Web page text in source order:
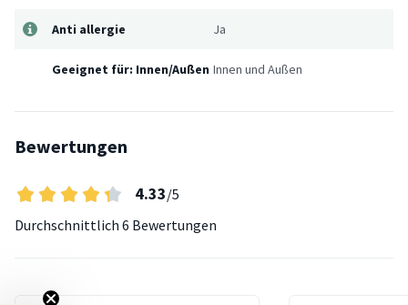
Anti allergie Ja
Geeignet für: Innen/Außen Innen und Außen
Bewertungen
4.33/5
Durchschnittlich 6 Bewertungen